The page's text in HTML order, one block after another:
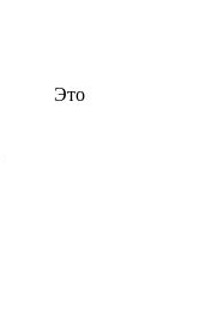
Это